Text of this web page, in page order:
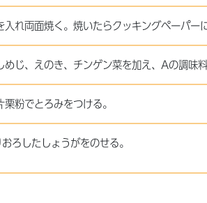
れ両面焼く。焼いたらクッキングペーパー
じ、えのき、チンゲン菜を加え、Aの調味料
粉でとろみをつける。
ろしたしょうがをのせる。